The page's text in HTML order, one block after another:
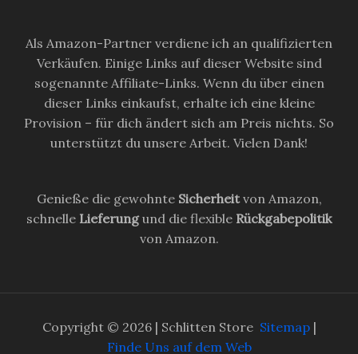
Als Amazon-Partner verdiene ich an qualifizierten
Verkäufen. Einige Links auf dieser Website sind
sogenannte Affiliate-Links. Wenn du über einen
dieser Links einkaufst, erhalte ich eine kleine
Provision – für dich ändert sich am Preis nichts. So
unterstützt du unsere Arbeit. Vielen Dank!
Genieße die gewohnte Sicherheitvon Amazon,
schnelle Lieferungund die flexible Rückgabepolitik
von Amazon.
Copyright © 2026 | Schlitten Store Sitemap|
Finde Uns auf dem Web